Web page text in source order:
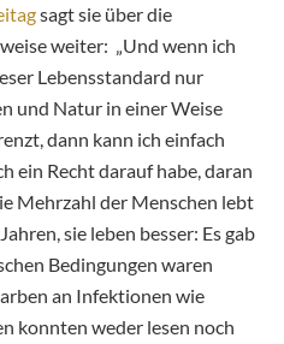
sagt sie über die
weiter: „Und wenn ich
Lebensstandard nur
und Natur in einer Weise
dann kann ich einfach
ein Recht darauf habe, daran
Mehrzahl der Menschen lebt
sie leben besser: Es gab
Bedingungen waren
an Infektionen wie
konnten weder lesen noch